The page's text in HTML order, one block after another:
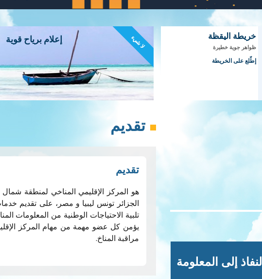
خريطة اليقظة
ظواهر جوية خطيرة
إطّلع على الخريطة
إعلام برياح قوية لا شيء
تقديم
تقديم
هو المركز الإقليمي المناخي لمنطقة شمال
الجزائر تونس ليبيا و مصر، على تقديم
تلبية الاحتياجات الوطنية من
يؤمن كل عضو مهمة من مهام المركز
مراقبة المناخ.
النفاذ إلى المعلومة